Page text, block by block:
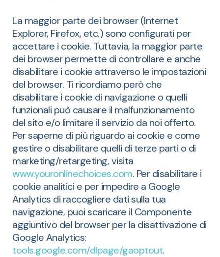
La maggior parte dei browser (Internet
Explorer, Firefox, etc.) sono configurati per
accettare i cookie. Tuttavia, la maggior parte
dei browser permette di controllare e anche
disabilitare i cookie attraverso le impostazioni
del browser. Ti ricordiamo però che
disabilitare i cookie di navigazione o quelli
funzionali può causare il malfunzionamento
del sito e/o limitare il servizio da noi offerto.
Per saperne di più riguardo ai cookie e come
gestire o disabilitare quelli di terze parti o di
marketing/retargeting, visita
www.youronlinechoices.com. Per disabilitare i
cookie analitici e per impedire a Google
Analytics di raccogliere dati sulla tua
navigazione, puoi scaricare il Componente
aggiuntivo del browser per la disattivazione di
Google Analytics:
tools.google.com/dlpage/gaoptout.